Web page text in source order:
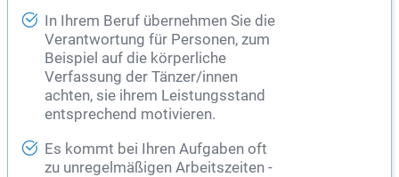
In Ihrem Beruf übernehmen Sie die
Verantwortung für Personen, zum
Beispiel auf die körperliche
Verfassung der Tänzer/innen
achten, sie ihrem Leistungsstand
entsprechend motivieren.
Es kommt bei Ihren Aufgaben oft
zu unregelmäßigen Arbeitszeiten -